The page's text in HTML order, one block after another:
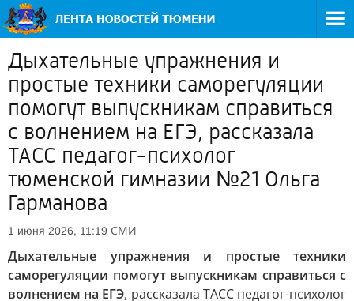
Дыхательные упражнения и
простые техники саморегуляции
помогут выпускникам справиться
с волнением на ЕГЭ, рассказала
ТАСС педагог-психолог
тюменской гимназии №21 Ольга
Гарманова
1 июня 2026, 11:19 СМИ
Дыхательные упражнения и простые техники
саморегуляции помогут выпускникам справиться с
волнением на ЕГЭ, рассказала ТАСС педагог-психолог